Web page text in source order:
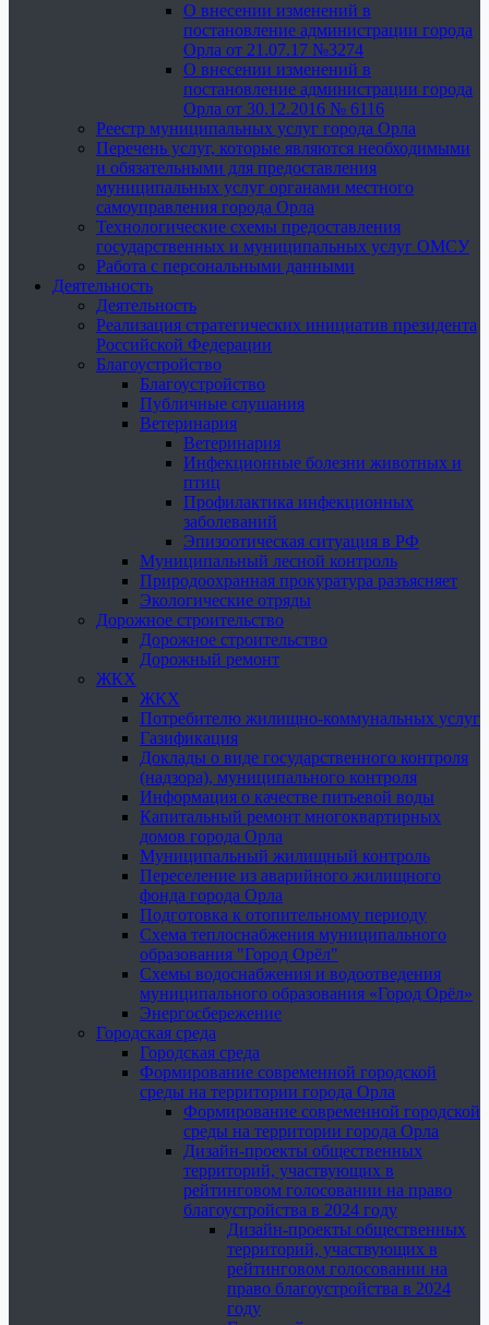
О внесении изменений в
постановление администрации города
Орла от 21.07.17 №3274
О внесении изменений в
постановление администрации города
Орла от 30.12.2016 № 6116
Реестр муниципальных услуг города Орла
Перечень услуг, которые являются необходимыми
и обязательными для предоставления
муниципальных услуг органами местного
самоуправления города Орла
Технологические схемы предоставления
государственных и муниципальных услуг ОМСУ
Работа с персональными данными
Деятельность
Деятельность
Реализация стратегических инициатив президента
Российской Федерации
Благоустройство
Благоустройство
Публичные слушания
Ветеринария
Ветеринария
Инфекционные болезни животных и
птиц
Профилактика инфекционных
заболеваний
Эпизоотическая ситуация в РФ
Муниципальный лесной контроль
Природоохранная прокуратура разъясняет
Экологические отряды
Дорожное строительство
Дорожное строительство
Дорожный ремонт
ЖКХ
ЖКХ
Потребителю жилищно-коммунальных услуг
Газификация
Доклады о виде государственного контроля
(надзора), муниципального контроля
Информация о качестве питьевой воды
Капитальный ремонт многоквартирных
домов города Орла
Муниципальный жилищный контроль
Переселение из аварийного жилищного
фонда города Орла
Подготовка к отопительному периоду
Схема теплоснабжения муниципального
образования "Город Орёл"
Схемы водоснабжения и водоотведения
муниципального образования «Город Орёл»
Энергосбережение
Городская среда
Городская среда
Формирование современной городской
среды на территории города Орла
Формирование современной городской
среды на территории города Орла
Дизайн-проекты общественных
территорий, участвующих в
рейтинговом голосовании на право
благоустройства в 2024 году
Дизайн-проекты общественных
территорий, участвующих в
рейтинговом голосовании на
право благоустройства в 2024
году